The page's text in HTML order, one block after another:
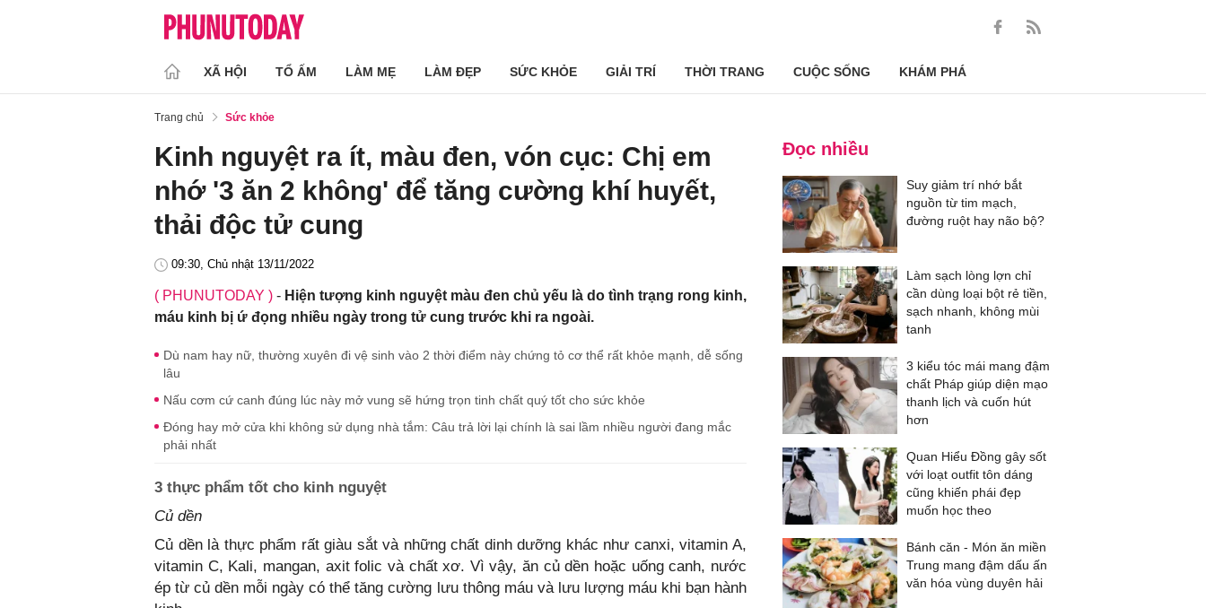
XÃ HỘI TỔ ẤM LÀM MẸ LÀM ĐẸP SỨC KHỎE GIẢI TRÍ THỜI TRANG CUỘC SỐNG KHÁM PHÁ
Trang chủ Sức khỏe
Kinh nguyệt ra ít, màu đen, vón cục: Chị em
nhớ '3 ăn 2 không' để tăng cường khí huyết,
thải độc tử cung
09:30, Chủ nhật 13/11/2022
( PHUNUTODAY ) - Hiện tượng kinh nguyệt màu đen chủ yếu là do tình trạng rong kinh,
máu kinh bị ứ đọng nhiều ngày trong tử cung trước khi ra ngoài.
Dù nam hay nữ, thường xuyên đi vệ sinh vào 2 thời điểm này chứng tỏ cơ thể rất khỏe mạnh, dễ sống
lâu
Nấu cơm cứ canh đúng lúc này mở vung sẽ hứng trọn tinh chất quý tốt cho sức khỏe
Đóng hay mở cửa khi không sử dụng nhà tắm: Câu trả lời lại chính là sai lầm nhiều người đang mắc
phải nhất
3 thực phẩm tốt cho kinh nguyệt
Củ dền
Củ dền là thực phẩm rất giàu sắt và những chất dinh dưỡng khác như canxi, vitamin A,
vitamin C, Kali, mangan, axit folic và chất xơ. Vì vậy, ăn củ dền hoặc uống canh, nước
ép từ củ dền mỗi ngày có thể tăng cường lưu thông máu và lưu lượng máu khi bạn hành
Đọc nhiều
Suy giảm trí nhớ bắt
nguồn từ tim mạch,
đường ruột hay não bộ?
Làm sạch lòng lợn chỉ
cần dùng loại bột rẻ tiền,
sạch nhanh, không mùi
tanh
3 kiểu tóc mái mang đậm
chất Pháp giúp diện mạo
thanh lịch và cuốn hút
hơn
Quan Hiểu Đồng gây sốt
với loạt outfit tôn dáng
cũng khiến phái đẹp
muốn học theo
Bánh căn - Món ăn miền
Trung mang đậm dấu ấn
văn hóa vùng duyên hải